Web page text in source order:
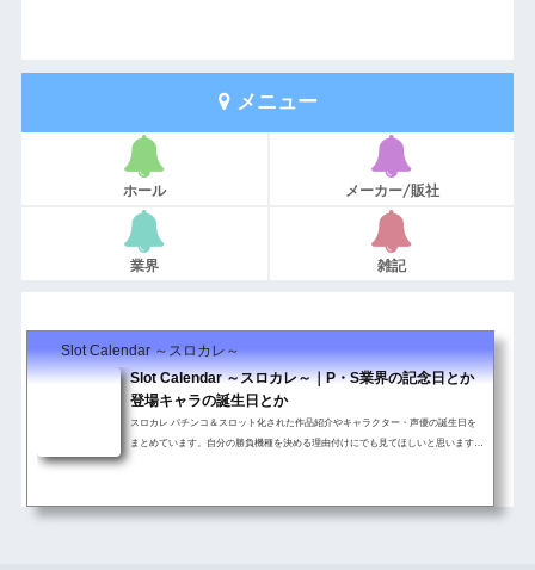
メニュー
ホール メーカー/販社
業界 雑記
Slot Calendar ～スロカレ～
Slot Calendar ～スロカレ～｜P・S業界の記念日とか
登場キャラの誕生日とか
スロカレ パチンコ＆スロット化された作品紹介やキャラクター・声優の誕生日を
まとめています。自分の勝負機種を決める理由付けにでも見てほしいと思います。